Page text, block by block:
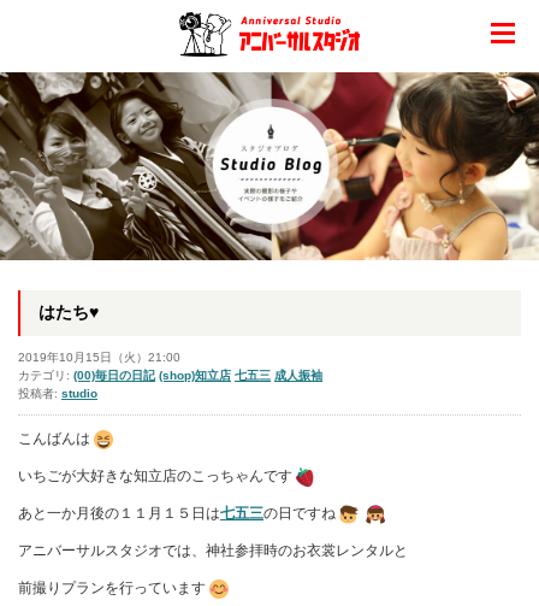
はたち♥
2019年10月15日（火）21:00
カテゴリ: (00)毎日の日記 (shop)知立店 七五三 成人振袖
投稿者: studio
こんばんは
いちごが大好きな知立店のこっちゃんです
あと一か月後の１１月１５日は七五三の日ですね
アニバーサルスタジオでは、神社参拝時のお衣裳レンタルと
前撮りプランを行っています